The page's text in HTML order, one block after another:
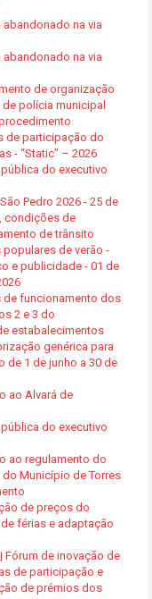
abandonado na via
abandonado na via
de organização
polícia municipal
de participação do
- “Static” – 2026
do executivo
Pedro 2026 - 25 de
condições de
de trânsito
populares de verão -
e publicidade - 01 de
de funcionamento dos
2 e 3 do
estabalecimentos
genérica para
de 1 de junho a 30 de
ao Alvará de
do executivo
ao regulamento do
Município de Torres
de preços do
férias e adaptação
Fórum de inovação de
de participação e
de prémios dos